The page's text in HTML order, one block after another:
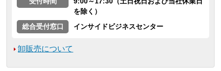
を除く）
総合受付窓口
インサイドビジネスセンター
卸販売について